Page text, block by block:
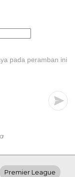
pada peramban ini
Premier League